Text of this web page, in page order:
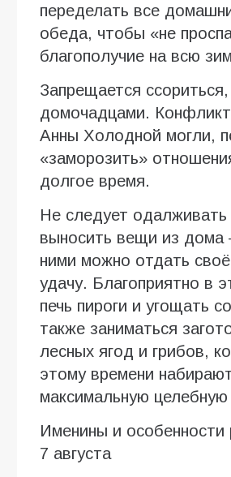
переделать все
обеда, чтобы «не
благополучие на всю
Запрещается
домочадцами.
Анны Холодной могли,
«заморозить»
долгое время.
Не следует одалживать
выносить вещи из
ними можно отдать
удачу. Благоприятно в
печь пироги и угощать
также заниматься
лесных ягод и грибов,
этому времени
максимальную целебную
Именины и
7 августа